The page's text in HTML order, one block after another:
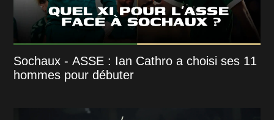
Sochaux - ASSE : Ian Cathro a choisi ses 11
hommes pour débuter